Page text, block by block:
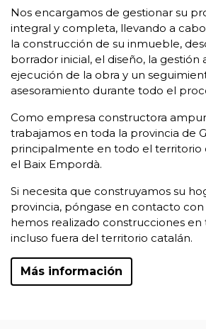
Nos encargamos de gestionar su
integral y completa, llevando a
la construcción de su inmueble,
borrador inicial, el diseño, la gestión
ejecución de la obra y un
asesoramiento durante todo el
Como empresa constructora
trabajamos en toda la provincia de
principalmente en todo el territorio
el Baix Empordà.
Si necesita que construyamos su
provincia, póngase en contacto con
hemos realizado construcciones en
incluso fuera del territorio catalán.
Más información